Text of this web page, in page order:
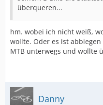
überqueren...
hm. wobei ich nicht weiß,
wollte. Oder es ist
MTB unterwegs und wollte
Danny